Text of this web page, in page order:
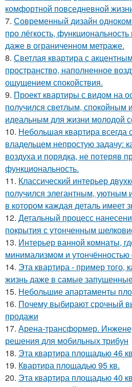
комфортной повседневной
7. Современный дизайн
про лёгкость,
даже в ограниченном метраже.
8. Светлая квартира с
пространство, наполненное
ощущением спокойствия.
9. Проект квартиры с видом на
получился светлым, спокойным
идеальным для жизни молодой
10. Небольшая квартира всегда
владельцем непростую задачу:
воздуха и порядка, не потеряв
функциональность.
11. Классический интерьер
получился элегантным, уютным
в котором каждая деталь имеет
12. Детальный процесс
покрытия с утонченным
13. Интерьер ванной комнаты,
минимализмом и
14. Эта квартира - пример того,
жизнь даже в самые
15. Небольшие апартаменты
16. Почему выбирают срочный
продажи
17. Арена-трансформер.
решения для мобильных трибун
18. Эта квартира площадью 46
19. Квартира площадью 95 кв.
20. Эта квартира площадью 40